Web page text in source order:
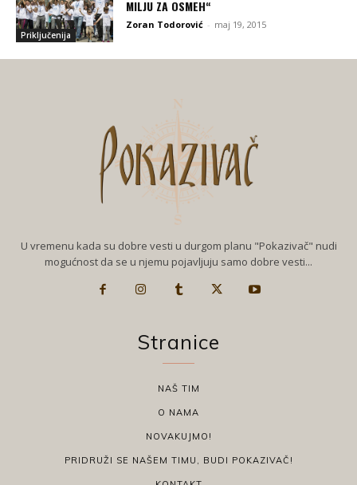
Priključenija
MILJU ZA OSMEH“
Zoran Todorović - maj 19, 2015
U vremenu kada su dobre vesti u durgom planu "Pokazivač" nudi
mogućnost da se u njemu pojavljuju samo dobre vesti...
Stranice
NAŠ TIM
O NAMA
NOVAKUJMO!
PRIDRUŽI SE NAŠEM TIMU, BUDI POKAZIVAČ!